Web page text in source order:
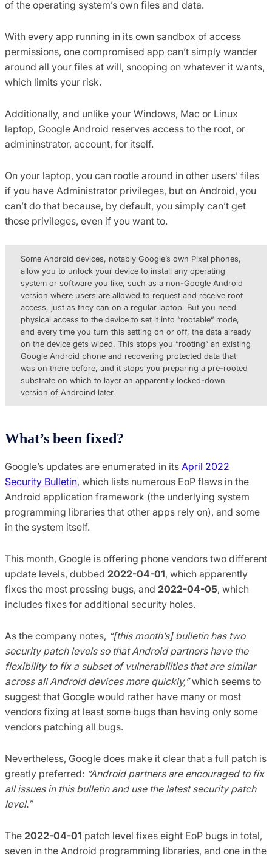
of the operating system’s own files and data.
With every app running in its own sandbox of access
permissions, one compromised app can’t simply wander
around all your files at will, snooping on whatever it wants,
which limits your risk.
Additionally, and unlike your Windows, Mac or Linux
laptop, Google Android reserves access to the root, or
admininstrator, account, for itself.
On your laptop, you can rootle around in other users’ files
if you have Administrator privileges, but on Android, you
can’t do that because, by default, you simply can’t get
those privileges, even if you want to.
Some Android devices, notably Google’s own Pixel phones,
allow you to unlock your device to install any operating
system or software you like, such as a non-Google Android
version where users are allowed to request and receive root
access, just as they can on a regular laptop. But you need
physical access to the device to set it into “rootable” mode,
and every time you turn this setting on or off, the data already
on the device gets wiped. This stops you “rooting” an existing
Google Android phone and recovering protected data that
was on there before, and it stops you preparing a pre-rooted
substrate on which to layer an apparently locked-down
version of Androind later.
What’s been fixed?
Google’s updates are enumerated in its April 2022
Security Bulletin, which lists numerous EoP flaws in the
Android application framework (the underlying system
programming libraries that other apps rely on), and some
in the system itself.
This month, Google is offering phone vendors two different
update levels, dubbed 2022-04-01, which apparently
fixes the most pressing bugs, and 2022-04-05, which
includes fixes for additional security holes.
As the company notes, “[this month’s] bulletin has two
security patch levels so that Android partners have the
flexibility to fix a subset of vulnerabilities that are similar
across all Android devices more quickly,”which seems to
suggest that Google would rather have many or most
vendors fixing at least some bugs than having only some
vendors patching all bugs.
Nevertheless, Google does make it clear that a full patch is
greatly preferred: “Android partners are encouraged to fix
all issues in this bulletin and use the latest security patch
level.”
The 2022-04-01 patch level fixes eight EoP bugs in total,
seven in the Android programming libraries, and one in the